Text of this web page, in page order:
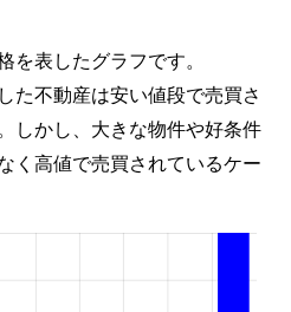
表したグラフです。
た不動産は安い値段で売買さ
しかし、大きな物件や好条件
く高値で売買されているケー